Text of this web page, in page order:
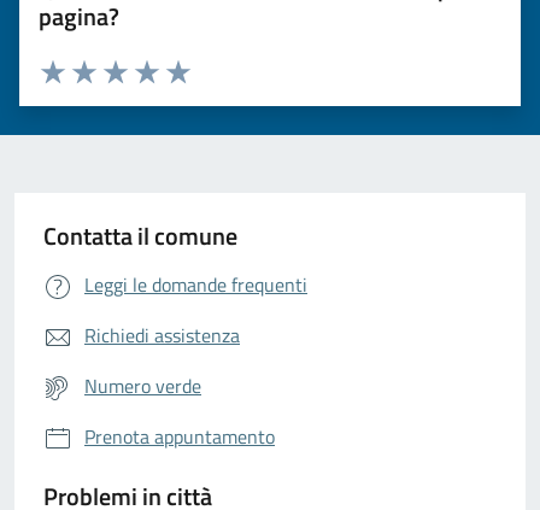
pagina?
Valuta da 1 a 5 stelle la pagina
Valuta 5 stelle su 5
Valuta 4 stelle su 5
Valuta 3 stelle su 5
Valuta 2 stelle su 5
Valuta 1 stelle su 5
Contatta il comune
Leggi le domande frequenti
Richiedi assistenza
Numero verde
Prenota appuntamento
Problemi in città